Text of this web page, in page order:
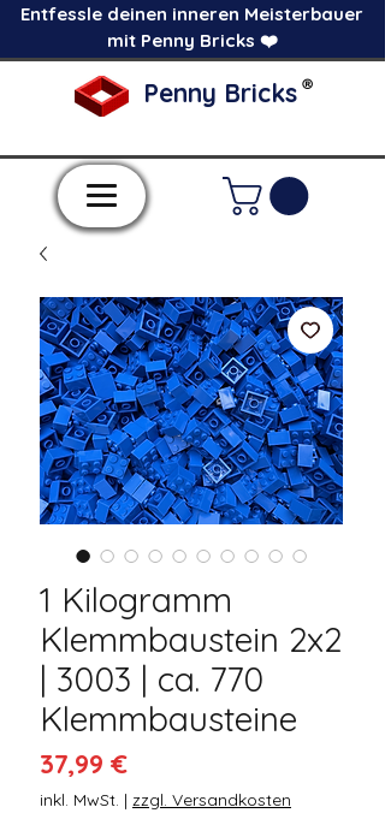
Entfessle deinen inneren Meisterbauer
mit Penny Bricks ❤️
Penny Bricks ®
1 Kilogramm
Klemmbaustein 2x2
| 3003 | ca. 770
Klemmbausteine
37,99 €Preis
inkl. MwSt. | zzgl. Versandkosten